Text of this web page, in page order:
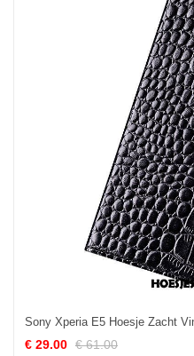
Sony Xperia E5 Hoesje Zacht
€ 29.00 € 61.00